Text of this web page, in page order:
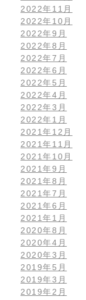
2022年11月
2022年10月
2022年9月
2022年8月
2022年7月
2022年6月
2022年5月
2022年4月
2022年3月
2022年1月
2021年12月
2021年11月
2021年10月
2021年9月
2021年8月
2021年7月
2021年6月
2021年1月
2020年8月
2020年4月
2020年3月
2019年5月
2019年3月
2019年2月